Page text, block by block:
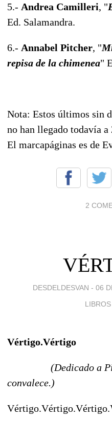
5.- Andrea Camilleri, "
Ed. Salamandra.
6.- Annabel Pitcher, "
repisa de la chimenea"
Nota: Estos últimos sin
no han llegado todavía
El marcapáginas es de
2
DESDELDESVAN - 06
Vértigo.Vértigo
(Dedicado a
convalece.)